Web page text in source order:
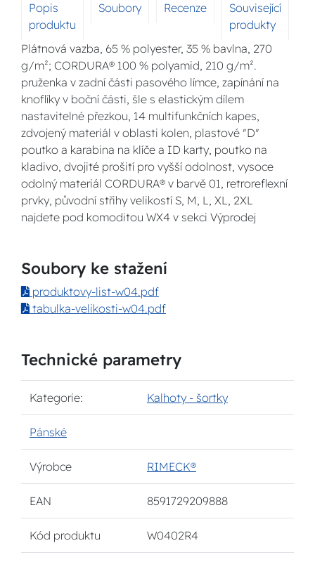
Popis
produktu
Soubory Recenze
Související
produkty
Plátnová vazba, 65 % polyester, 35 % bavlna, 270
g/m²; CORDURA® 100 % polyamid, 210 g/m².
pruženka v zadní části pasového límce, zapínání na
knoflíky v boční části, šle s elastickým dílem
nastavitelné přezkou, 14 multifunkčních kapes,
zdvojený materiál v oblasti kolen, plastové "D"
poutko a karabina na klíče a ID karty, poutko na
kladivo, dvojité prošití pro vyšší odolnost, vysoce
odolný materiál CORDURA® v barvě 01, retroreflexní
prvky, původní střihy velikostí S, M, L, XL, 2XL
najdete pod komoditou WX4 v sekci Výprodej
Soubory ke stažení
produktovy-list-w04.pdf
tabulka-velikosti-w04.pdf
Technické parametry
Kategorie: Kalhoty - šortky
Pánské
Výrobce RIMECK®
EAN 8591729209888
Kód produktu W0402R4